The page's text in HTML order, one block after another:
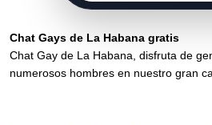
Chat Gays de La Habana gratis
Chat Gay de La Habana, disfruta de
numerosos hombres en nuestro gran